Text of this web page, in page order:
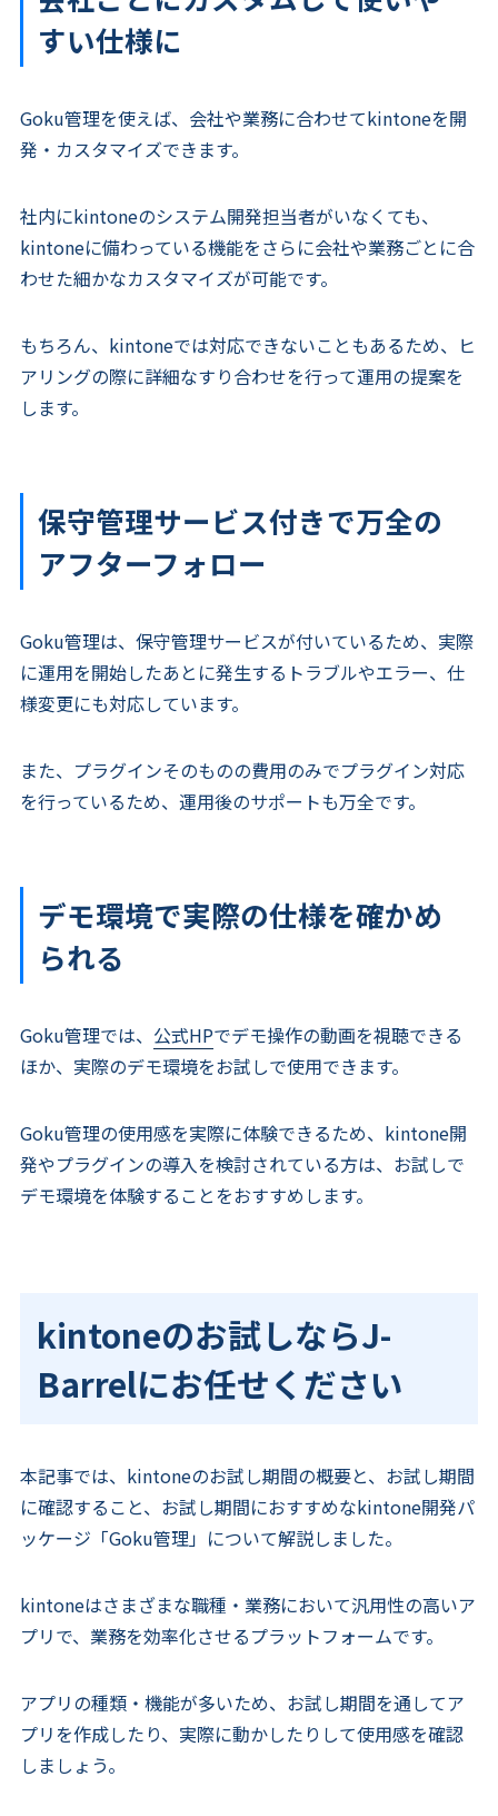
すい仕様に
Goku管理を使えば、会社や業務に合わせてkintoneを開
発・カスタマイズできます。
社内にkintoneのシステム開発担当者がいなくても、
kintoneに備わっている機能をさらに会社や業務ごとに合
わせた細かなカスタマイズが可能です。
もちろん、kintoneでは対応できないこともあるため、ヒ
アリングの際に詳細なすり合わせを行って運用の提案を
します。
保守管理サービス付きで万全の
アフターフォロー
Goku管理は、保守管理サービスが付いているため、実際
に運用を開始したあとに発生するトラブルやエラー、仕
様変更にも対応しています。
また、プラグインそのものの費用のみでプラグイン対応
を行っているため、運用後のサポートも万全です。
デモ環境で実際の仕様を確かめ
られる
Goku管理では、 公式HPでデモ操作の動画を視聴できる
ほか、実際のデモ環境をお試しで使用できます。
Goku管理の使用感を実際に体験できるため、kintone開
発やプラグインの導入を検討されている方は、お試しで
デモ環境を体験することをおすすめします。
kintoneのお試しならJ-
Barrelにお任せください
本記事では、kintoneのお試し期間の概要と、お試し期間
に確認すること、お試し期間におすすめなkintone開発パ
ッケージ「Goku管理」について解説しました。
kintoneはさまざまな職種・業務において汎用性の高いア
プリで、業務を効率化させるプラットフォームです。
アプリの種類・機能が多いため、お試し期間を通してア
プリを作成したり、実際に動かしたりして使用感を確認
しましょう。